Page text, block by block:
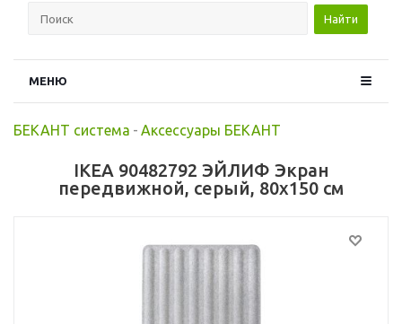
Найти
МЕНЮ
БЕКАНТ система - Аксессуары БЕКАНТ
IKEA 90482792 ЭЙЛИФ Экран
передвижной, серый, 80x150 см